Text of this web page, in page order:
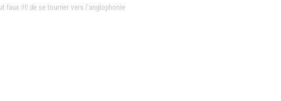
faux !!!! de se tourner vers l’anglophonie